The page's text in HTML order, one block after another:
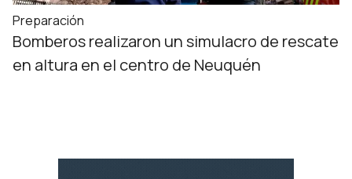
Preparación
Bomberos realizaron un simulacro de rescate
en altura en el centro de Neuquén